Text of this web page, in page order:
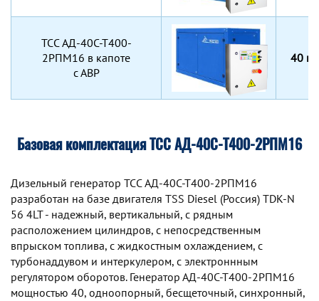
TCC АД-40С-Т400-
2РПМ16 в капоте
с АВР
40
Базовая комплектация ТСС АД-40С-Т400-2РПМ16
Дизельный генератор TCC АД-40С-Т400-2РПМ16
разработан на базе двигателя TSS Diesel (Россия) TDK-N
56 4LT - надежный, вертикальный, с рядным
расположением цилиндров, с непосредственным
впрыском топлива, с жидкостным охлаждением, с
турбонаддувом и интеркулером, с электроннным
регулятором оборотов. Генератор АД-40С-Т400-2РПМ16
мощностью 40, одноопорный, бесщеточный, синхронный,